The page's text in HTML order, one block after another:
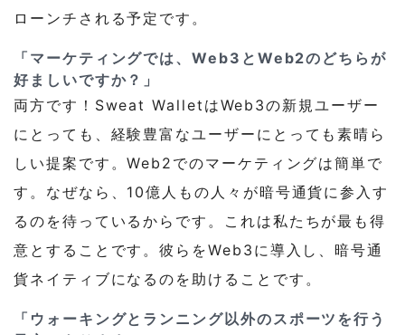
ローンチされる予定です。
「マーケティングでは、Web3とWeb2のどちらが
好ましいですか？」
両方です！Sweat WalletはWeb3の新規ユーザー
にとっても、経験豊富なユーザーにとっても素晴ら
しい提案です。Web2でのマーケティングは簡単で
す。なぜなら、10億人もの人々が暗号通貨に参入す
るのを待っているからです。これは私たちが最も得
意とすることです。彼らをWeb3に導入し、暗号通
貨ネイティブになるのを助けることです。
「ウォーキングとランニング以外のスポーツを行う